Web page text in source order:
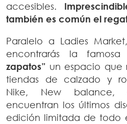
accesibles.
también es común el
Paralelo a Ladies
encontrarás la famosa
zapatos” un espacio que
tiendas de calzado y
Nike, New balance,
encuentran los últimos
edición limitada de todo